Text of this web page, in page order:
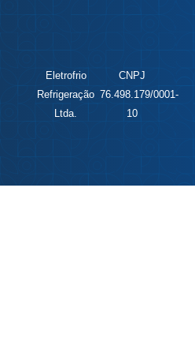
Eletrofrio
Refrigeração
Ltda.
CNPJ
76.498.179/0001-
10